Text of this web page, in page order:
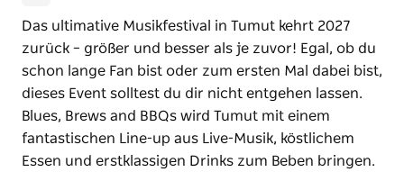
Das ultimative Musikfestival in Tumut kehrt 2027
zurück – größer und besser als je zuvor! Egal, ob du
schon lange Fan bist oder zum ersten Mal dabei bist,
dieses Event solltest du dir nicht entgehen lassen.
Blues, Brews and BBQs wird Tumut mit einem
fantastischen Line-up aus Live-Musik, köstlichem
Essen und erstklassigen Drinks zum Beben bringen.